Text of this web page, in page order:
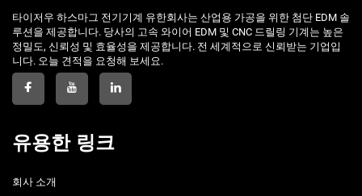
타이저우 하스마그 전기기계 유한회사는 산업용 가공을 위한 첨단 EDM 솔
루션을 제공합니다. 당사의 고속 와이어 EDM 및 CNC 드릴링 기계는 높은
정밀도, 신뢰성 및 효율성을 제공합니다. 전 세계적으로 신뢰받는 기업입
니다. 오늘 견적을 요청해 보세요.
유용한 링크
회사 소개